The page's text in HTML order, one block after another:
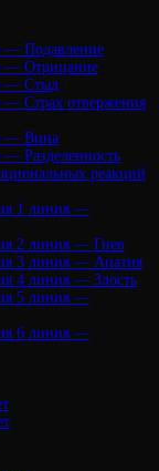
— Подавление
— Отрицание
— Стыд
— Страх отвержения
— Вина
— Разделенность
реакций
1 линия —
2 линия — Гнев
3 линия — Апатия
4 линия — Злость
5 линия —
6 линия —